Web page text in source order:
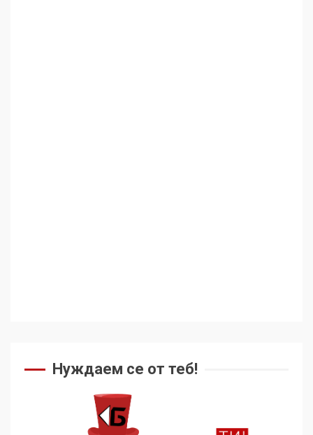
Нуждаем се от теб!
5
136 страни в ООН
подкрепиха Куба, България